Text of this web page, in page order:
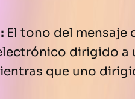
El tono del mensaje
dirigido a
que uno